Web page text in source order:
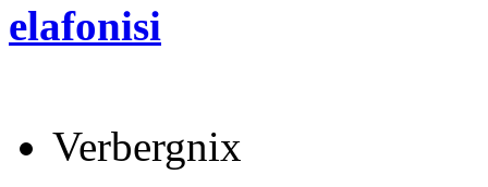
elafonisi
Verbergnix